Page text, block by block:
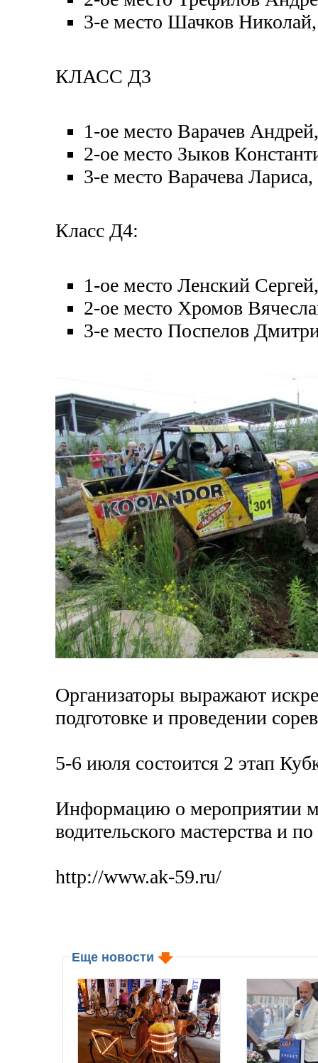
3-е место Шачков
КЛАСС Д3
1-ое место Варачев
2-ое место Зыков
3-е место Варачева
Класс Д4:
1-ое место Ленский
2-ое место Хромов
3-е место Поспелов
Организаторы выражают
подготовке и проведении
5-6 июля состоится 2 этап
Информацию о мероприятии
водительского мастерства и
http://www.ak-59.ru/
Еще новости